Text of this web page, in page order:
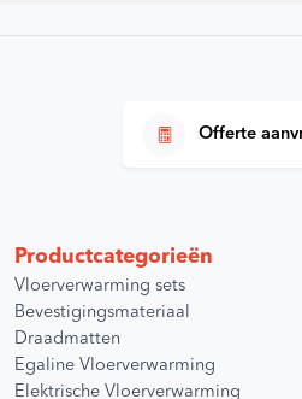
Offerte
Productcategorieën
Vloerverwarming sets
Bevestigingsmateriaal
Draadmatten
Egaline Vloerverwarming
Elektrische Vloerverwarming